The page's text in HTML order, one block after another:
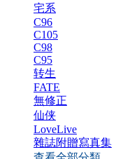
宅系
C96
C105
C98
C95
转生
FATE
無修正
仙侠
LoveLive
雜誌附贈寫真集